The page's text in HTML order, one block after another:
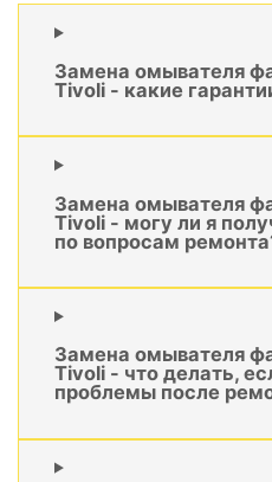
Замена омывателя
Tivoli - какие
Замена омывателя
Tivoli - могу ли я
по вопросам
Замена омывателя
Tivoli - что делать,
проблемы после